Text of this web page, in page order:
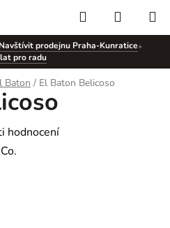
Navštívit prodejnu Praha-Kunratice•
pro radu
Hledat
KOŠÍK
Baton / El Baton Belicoso
hodnocení